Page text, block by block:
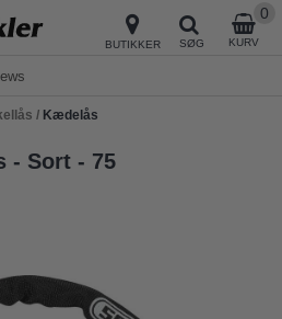
BUTIKKER SØG KURV
0
/ Kædelås
- Sort - 75